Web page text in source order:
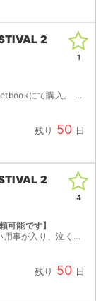
2
す。もう1枚は指定頂いたメールアドレスへ...
残り 50 日
1
2
能です】
ットにて送付します。子チケット1枚は分配にて...
残り 50 日
4